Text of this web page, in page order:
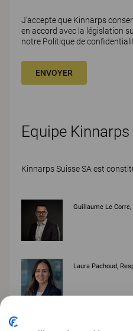
J'accepte que Kinnarps
en accord avec la législation
notre Politique de
ENVOYER
Equipe Kinnarps
Kinnarps Suisse SA est
Guillaume Le
Laura Pachoud,